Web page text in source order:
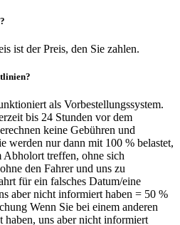
ist der Preis, den Sie zahlen.
als Vorbestellungssystem.
bis 24 Stunden vor dem
keine Gebühren und
werden nur dann mit 100 % belastet,
Abholort treffen, ohne sich
den Fahrer und uns zu
für ein falsches Datum/eine
aber nicht informiert haben = 50 %
Wenn Sie bei einem anderen
haben, uns aber nicht informiert